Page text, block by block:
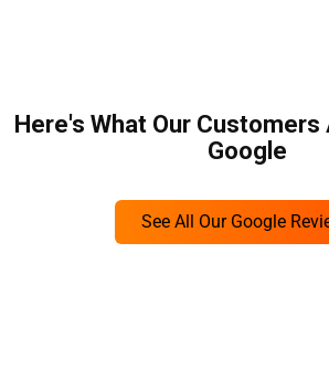
Here's What Our Customers
Google
See All Our Google